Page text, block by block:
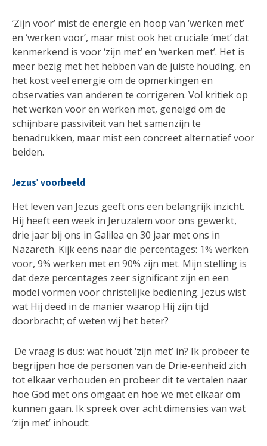
‘Zijn voor’ mist de energie en hoop van ‘werken met’
en ‘werken voor’, maar mist ook het cruciale ‘met’ dat
kenmerkend is voor ‘zijn met’ en ‘werken met’. Het is
meer bezig met het hebben van de juiste houding, en
het kost veel energie om de opmerkingen en
observaties van anderen te corrigeren. Vol kritiek op
het werken voor en werken met, geneigd om de
schijnbare passiviteit van het samenzijn te
benadrukken, maar mist een concreet alternatief voor
beiden.
Jezus' voorbeeld
Het leven van Jezus geeft ons een belangrijk inzicht.
Hij heeft een week in Jeruzalem voor ons gewerkt,
drie jaar bij ons in Galilea en 30 jaar met ons in
Nazareth. Kijk eens naar die percentages: 1% werken
voor, 9% werken met en 90% zijn met. Mijn stelling is
dat deze percentages zeer significant zijn en een
model vormen voor christelijke bediening. Jezus wist
wat Hij deed in de manier waarop Hij zijn tijd
doorbracht; of weten wij het beter?
De vraag is dus: wat houdt ‘zijn met’ in? Ik probeer te
begrijpen hoe de personen van de Drie-eenheid zich
tot elkaar verhouden en probeer dit te vertalen naar
hoe God met ons omgaat en hoe we met elkaar om
kunnen gaan. Ik spreek over acht dimensies van wat
‘zijn met’ inhoudt: